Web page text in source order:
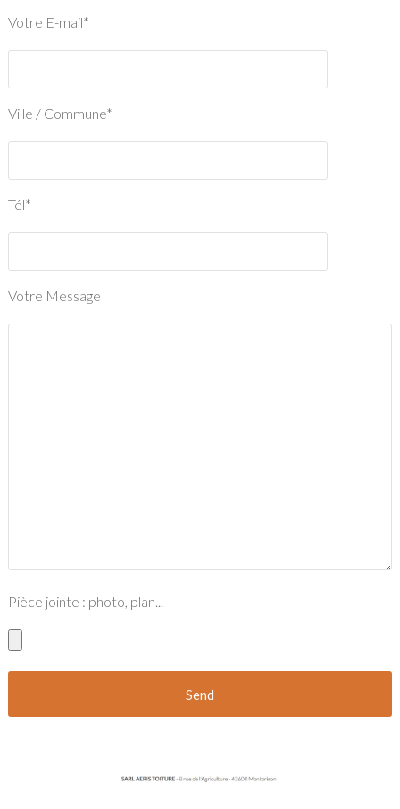
Votre E-mail*
Ville / Commune*
Tél*
Votre Message
Pièce jointe : photo, plan...